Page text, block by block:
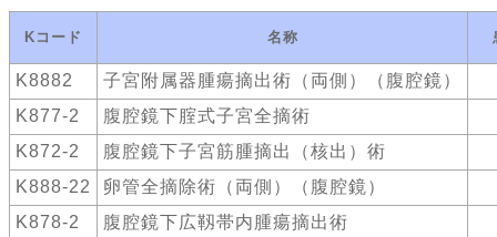
Kコード 名称
K8882
子宮附属器腫瘍摘出術（両側）（腹腔鏡）
K877-2
腹腔鏡下腟式子宮全摘術
K872-2
腹腔鏡下子宮筋腫摘出（核出）術
K888-22
卵管全摘除術（両側）（腹腔鏡）
K878-2
腹腔鏡下広靱帯内腫瘍摘出術